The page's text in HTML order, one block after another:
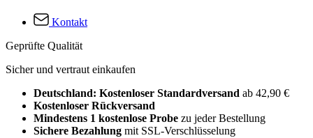
Kontakt
Geprüfte Qualität
Sicher und vertraut einkaufen
Deutschland: Kostenloser Standardversand ab 42,90 €
Kostenloser Rückversand
Mindestens 1 kostenlose Probe zu jeder Bestellung
Sichere Bezahlung mit SSL-Verschlüsselung